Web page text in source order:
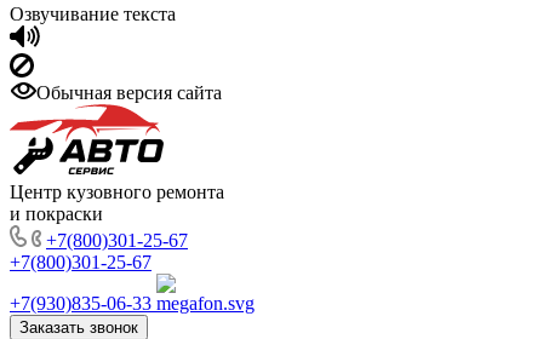
Озвучивание текста
Обычная версия сайта
Центр кузовного ремонта
и покраски
+7(800)301-25-67
+7(800)301-25-67
+7(930)835-06-33
Заказать звонок